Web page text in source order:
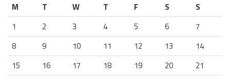
M
T W T F S
S
1
2 3 4 5 6
7
8
9 10 11 12 13
14
15
16 17 18 19 20
21